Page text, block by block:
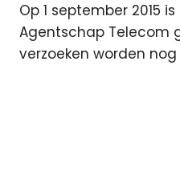
Op 1 september 2015
Agentschap Telecom
verzoeken worden